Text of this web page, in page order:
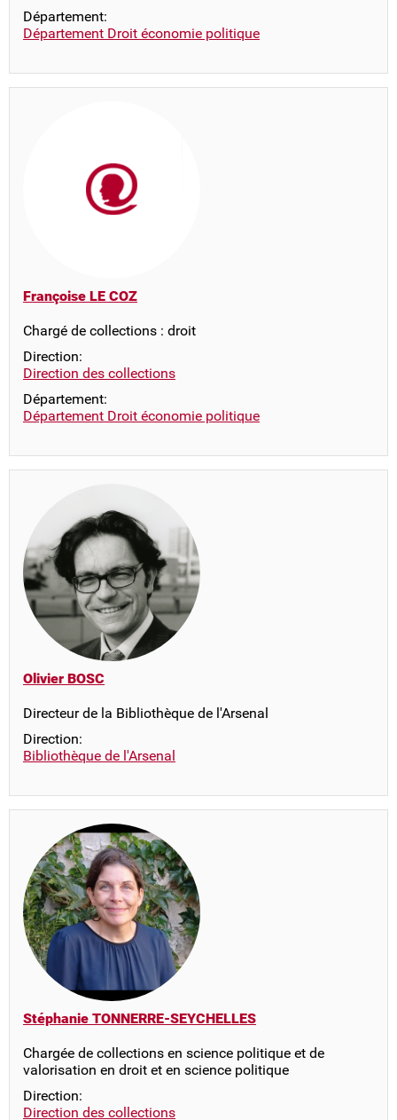
Département:
Département Droit économie politique
Françoise LE COZ
Chargé de collections : droit
Direction:
Direction des collections
Département:
Département Droit économie politique
Olivier BOSC
Directeur de la Bibliothèque de l'Arsenal
Direction:
Bibliothèque de l'Arsenal
Stéphanie TONNERRE-SEYCHELLES
Chargée de collections en science politique et de
valorisation en droit et en science politique
Direction:
Direction des collections